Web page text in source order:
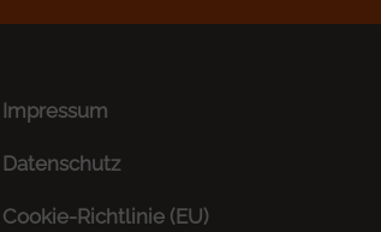
Impressum
Datenschutz
Cookie-Richtlinie (EU)